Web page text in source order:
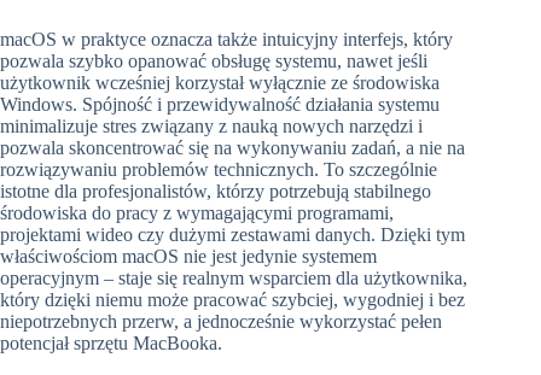
macOS w praktyce oznacza także intuicyjny interfejs, który
pozwala szybko opanować obsługę systemu, nawet jeśli
użytkownik wcześniej korzystał wyłącznie ze środowiska
Windows. Spójność i przewidywalność działania systemu
minimalizuje stres związany z nauką nowych narzędzi i
pozwala skoncentrować się na wykonywaniu zadań, a nie na
rozwiązywaniu problemów technicznych. To szczególnie
istotne dla profesjonalistów, którzy potrzebują stabilnego
środowiska do pracy z wymagającymi programami,
projektami wideo czy dużymi zestawami danych. Dzięki tym
właściwościom macOS nie jest jedynie systemem
operacyjnym – staje się realnym wsparciem dla użytkownika,
który dzięki niemu może pracować szybciej, wygodniej i bez
niepotrzebnych przerw, a jednocześnie wykorzystać pełen
potencjał sprzętu MacBooka.